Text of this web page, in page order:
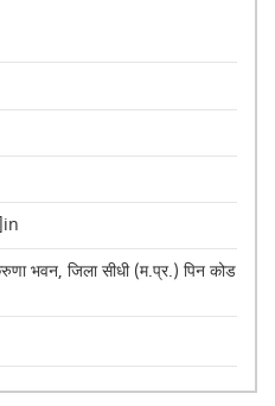
भवन, जिला सीधी (म.प्र.) पिन कोड